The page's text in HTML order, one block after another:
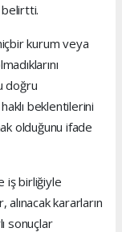
belirtti.
kurum veya
doğru
beklentilerini
olduğunu ifade
iş birliğiyle
alınacak kararların
sonuçlar